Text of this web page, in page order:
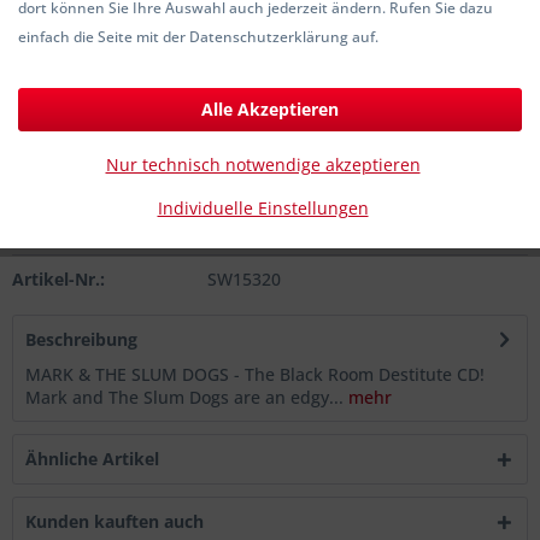
9,90 € *
Sofort versandfertig, Lieferzeit ca. 1-3 Werktage
In den Warenkorb
Artikel-Nr.: SW15320
Beschreibung
MARK & THE SLUM DOGS - The Black Room Destitute CD!
Mark and The Slum Dogs are an edgy... mehr
Ähnliche Artikel
Kunden kauften auch
dort können Sie Ihre Auswahl auch jederzeit ändern. Rufen Sie dazu
einfach die Seite mit der Datenschutzerklärung auf.
Individuelle Einstellungen
Nur technisch notwendige akzeptieren
Alle Akzeptieren